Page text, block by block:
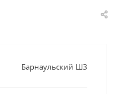
Барнаульский ШЗ